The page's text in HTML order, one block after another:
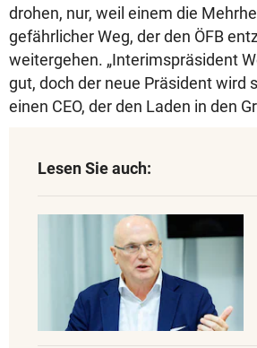
drohen, nur, weil einem die
gefährlicher Weg, der den ÖFB
weitergehen. „Interimspräsident
gut, doch der neue Präsident wird
einen CEO, der den Laden in den
Lesen Sie auch: